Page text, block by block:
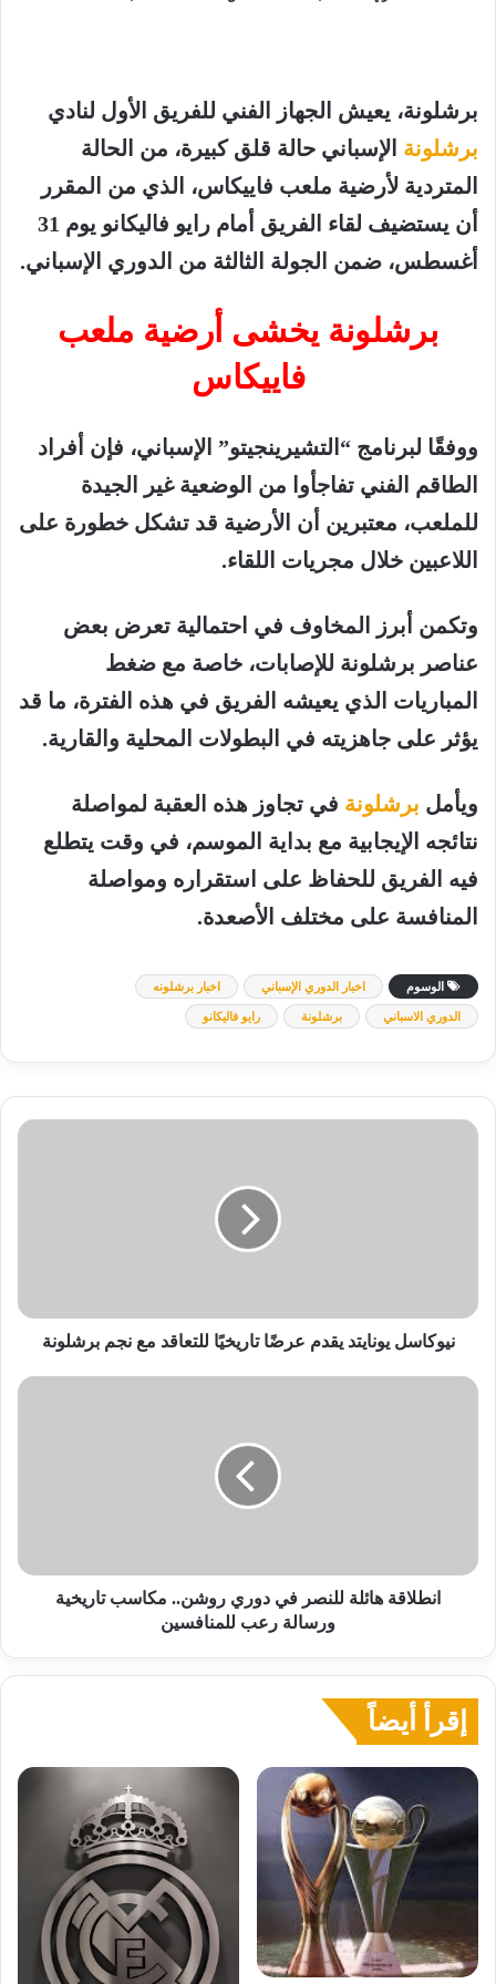
برشلونة، يعيش الجهاز الفني للفريق الأول لنادي
برشلونة الإسباني حالة قلق كبيرة، من الحالة
المتردية لأرضية ملعب فاييكاس، الذي من المقرر
أن يستضيف لقاء الفريق أمام رايو فاليكانو يوم 31
أغسطس، ضمن الجولة الثالثة من الدوري الإسباني.
برشلونة يخشى أرضية ملعب
فاييكاس
ووفقًا لبرنامج “التشيرينجيتو” الإسباني، فإن أفراد
الطاقم الفني تفاجأوا من الوضعية غير الجيدة
للملعب، معتبرين أن الأرضية قد تشكل خطورة على
اللاعبين خلال مجريات اللقاء.
وتكمن أبرز المخاوف في احتمالية تعرض بعض
عناصر برشلونة للإصابات، خاصة مع ضغط
المباريات الذي يعيشه الفريق في هذه الفترة، ما قد
يؤثر على جاهزيته في البطولات المحلية والقارية.
ويأمل برشلونة في تجاوز هذه العقبة لمواصلة
نتائجه الإيجابية مع بداية الموسم، في وقت يتطلع
فيه الفريق للحفاظ على استقراره ومواصلة
المنافسة على مختلف الأصعدة.
الوسوم اخبار الدوري الإسباني اخبار برشلونه
الدوري الاسباني برشلونة رايو فاليكانو
نيوكاسل
برشلونة
نيوكاسل يونايتد يقدم عرضًا تاريخيًا للتعاقد مع نجم برشلونة
انطلاقة
ورسالة
رعبانطلاقة هائلة للنصر في دوري روشن.. مكاسب تاريخية
ورسالة رعب للمنافسين
إقرأ أيضاً